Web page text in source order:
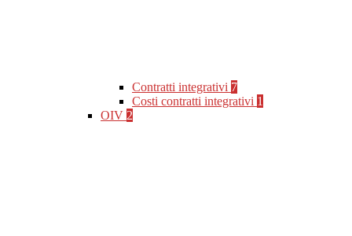
Contratti integrativi 7
Costi contratti integrativi 1
OIV 2